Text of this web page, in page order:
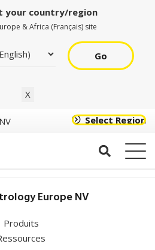
your country/region
& Africa (Français) site
Go
X
Select Region
bois chaland
Ouvertes Nikon
Europe NV
Produits